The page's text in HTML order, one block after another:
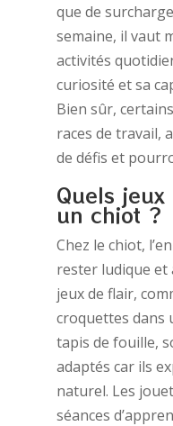
que de
semaine, il vaut
activités
curiosité et sa
Bien sûr,
races de travail,
de défis et
Quels
un chiot ?
Chez le chiot,
rester ludique et
jeux de flair,
croquettes dans
tapis de fouille,
adaptés car ils
naturel. Les
séances